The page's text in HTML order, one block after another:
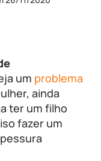
um problema
ainda
ter um filho
fazer um